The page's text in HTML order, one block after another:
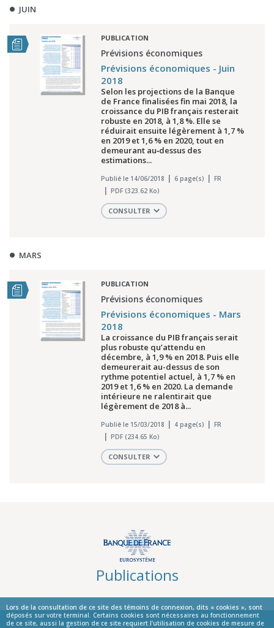
Lors de la consultation de ce site des témoins de connexion, dits « cookies », sont
déposés sur votre terminal. Certains cookies sont nécessaires au fonctionnement
de ce site, aussi la gestion de ce site requiert l’utilisation de cookies de mesure de
JUIN
PUBLICATION
Prévisions économiques
Prévisions économiques - Juin
2018
Selon les projections de la Banque
de France finalisées fin mai 2018, la
croissance du PIB français resterait
robuste en 2018, à 1,8 %. Elle se
réduirait ensuite légèrement à 1,7 %
en 2019 et 1,6 % en 2020, tout en
demeurant au‑dessus des
estimations...
Publié le 14/06/2018 6 page(s)
FR
PDF (323.62 Ko)
CONSULTER
MARS
PUBLICATION
Prévisions économiques
Prévisions économiques - Mars
2018
La croissance du PIB français serait
plus robuste qu’attendu en
décembre, à 1,9 % en 2018. Puis elle
demeurerait au-dessus de son
rythme potentiel actuel, à 1,7 % en
2019 et 1,6 % en 2020. La demande
intérieure ne ralentirait que
légèrement de 2018 à...
Publié le 15/03/2018 4 page(s)
FR
PDF (234.65 Ko)
CONSULTER
Publications
© La Banque de France